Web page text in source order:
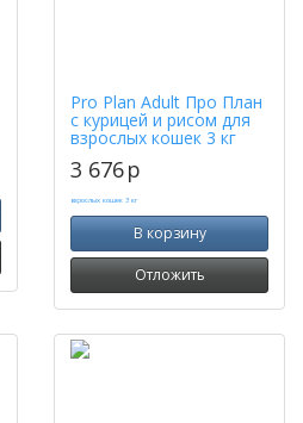
Pro Plan Adult Про План
с курицей и рисом для
взрослых кошек 3 кг
3 676p
В корзину
Отложить